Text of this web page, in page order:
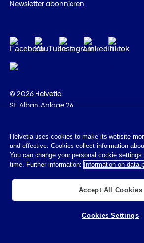
Newsletter abonnieren
© 2026 Helvetia
St. Alban-Anlage 26
Impressum
Rechtliche Hinweise
Helvetia uses cookies to make its website
and effective. Cookies collect information
You can change your personal cookie
time. Further information: Information on data
Accept All Cookies
Cookies Settings